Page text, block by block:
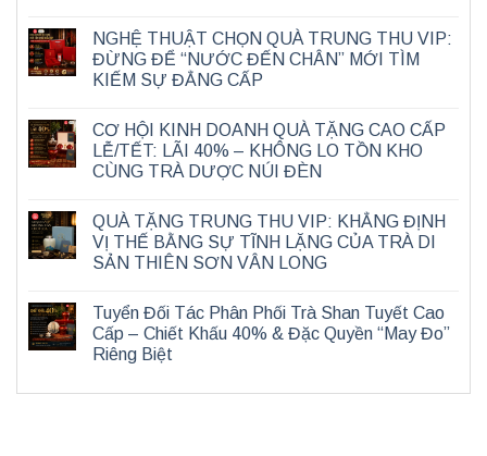
NGHỆ THUẬT CHỌN QUÀ TRUNG THU VIP:
ĐỪNG ĐỂ “NƯỚC ĐẾN CHÂN” MỚI TÌM
KIẾM SỰ ĐẲNG CẤP
CƠ HỘI KINH DOANH QUÀ TẶNG CAO CẤP
LỄ/TẾT: LÃI 40% – KHÔNG LO TỒN KHO
CÙNG TRÀ DƯỢC NÚI ĐÈN
QUÀ TẶNG TRUNG THU VIP: KHẲNG ĐỊNH
VỊ THẾ BẰNG SỰ TĨNH LẶNG CỦA TRÀ DI
SẢN THIÊN SƠN VÂN LONG
Tuyển Đối Tác Phân Phối Trà Shan Tuyết Cao
Cấp – Chiết Khấu 40% & Đặc Quyền “May Đo”
Riêng Biệt